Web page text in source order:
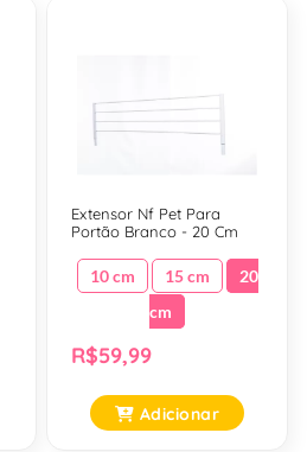
Extensor Nf Pet Para
Portão Branco - 20 Cm
10 cm 15 cm
20
cm
R$59,99
Adicionar